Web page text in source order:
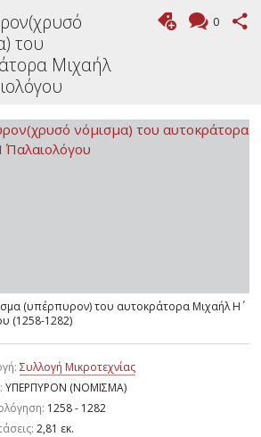
του
Μιχαήλ
0
(υπέρπυρον) του αυτοκράτορα Μιχαήλ Η΄
(1258-1282)
Συλλογή Μικροτεχνίας
ΥΠΕΡΠΥΡΟΝ (ΝΟΜΙΣΜΑ)
1258 - 1282
2,81 εκ.